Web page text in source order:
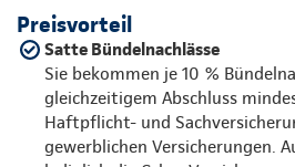
Preisvorteil
Satte Bündelnachlässe
Sie bekommen je 10 %
gleichzeitigem Abschluss
Haftpflicht- und
gewerblichen Versicherungen.